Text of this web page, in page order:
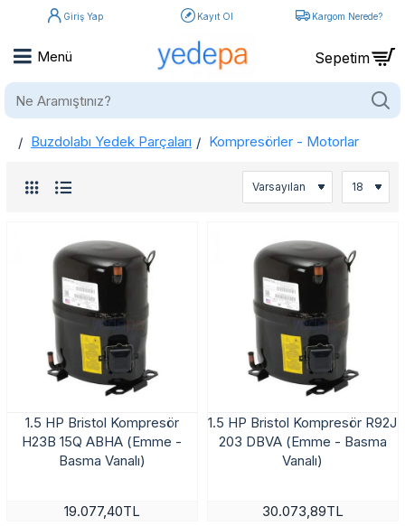
Giriş Yap Kayıt Ol Kargom Nerede?
Ne
home
Buzdolabı Yedek Parçaları Kompresörler - Motorlar
1.5 HP Bristol Kompresör
H23B 15Q ABHA (Emme -
Basma Vanalı)
19.077,40TL
1.5 HP Bristol Kompresör R92J
203 DBVA (Emme - Basma
Vanalı)
30.073,89TL